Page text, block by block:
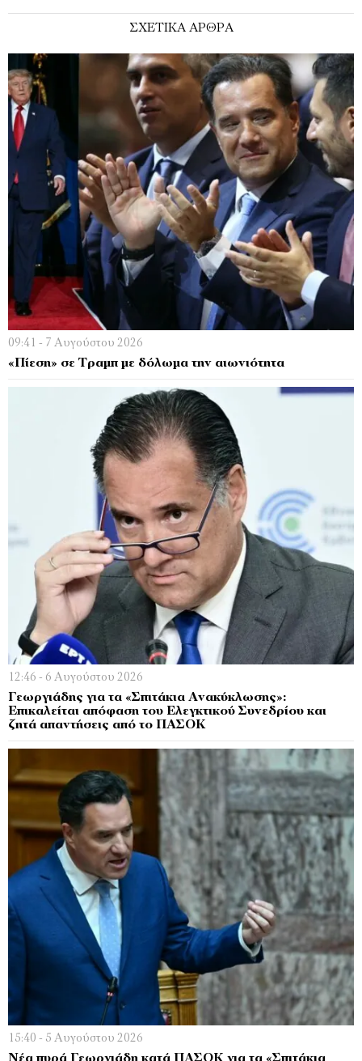
ΣΧΕΤΙΚΑ ΑΡΘΡΑ
09:41 - 7 Αυγούστου 2026
«Πίεση» σε Τραμπ με δόλωμα την αιωνιότητα
12:46 - 6 Αυγούστου 2026
Γεωργιάδης για τα «Σπιτάκια Ανακύκλωσης»:
Επικαλείται απόφαση του Ελεγκτικού Συνεδρίου και
ζητά απαντήσεις από το ΠΑΣΟΚ
15:40 - 5 Αυγούστου 2026